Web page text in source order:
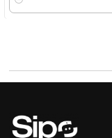
Cantidad